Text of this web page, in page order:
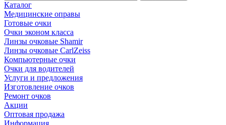
Каталог
Медицинские оправы
Готовые очки
Очки эконом класса
Линзы очковые Shamir
Линзы очковые CarlZeiss
Компьютерные очки
Очки для водителей
Услуги и предложения
Изготовление очков
Ремонт очков
Акции
Оптовая продажа
Информация